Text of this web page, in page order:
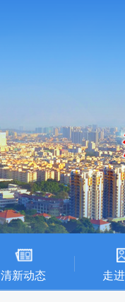
清新动态 走